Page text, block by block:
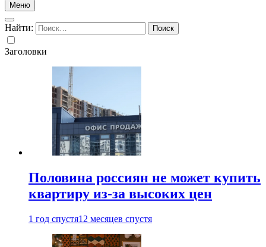
Меню
Найти:
Заголовки
Половина россиян не может купить
квартиру из-за высоких цен
1 год спустя12 месяцев спустя